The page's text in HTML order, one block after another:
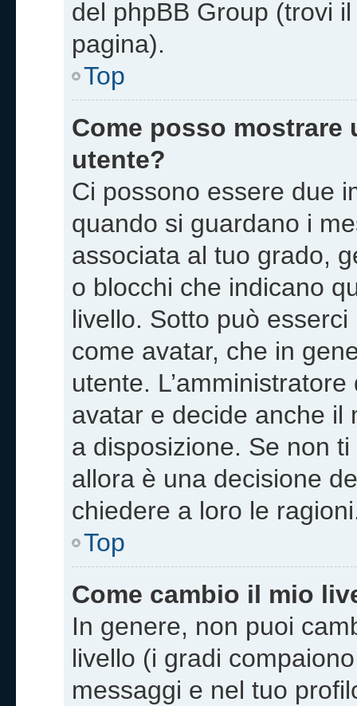
del phpBB Group (trovi
pagina).
Top
Come posso mostrare
utente?
Ci possono essere due
quando si guardano i
associata al tuo grado,
o blocchi che indicano
livello. Sotto può
come avatar, che in
utente.
avatar e decide anche il
a disposizione. Se non
allora è una decisione
chiedere a loro le
Top
Come cambio il mio
In genere, non puoi
livello (i gradi
messaggi e nel tuo